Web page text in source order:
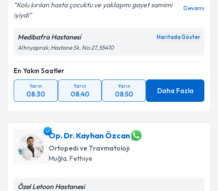
Kolu kırılan hasta çocuktu ve yaklaşımı gayet samimi
iyiydi
Devamı
Medibafra Hastanesi Haritada Göster
Altınyaprak, Hastane Sk. No:27, 55410
En Yakın Saatler
Yarın
08:30
Yarın
08:40
Yarın
08:50 Daha Fazla
Op. Dr. Kayhan Özcan
Ortopedi ve Travmatoloji
Muğla, Fethiye
Özel Letoon Hastanesi